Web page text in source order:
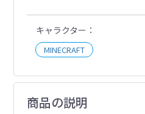
キャラクター
MINECRAFT
商品の説明